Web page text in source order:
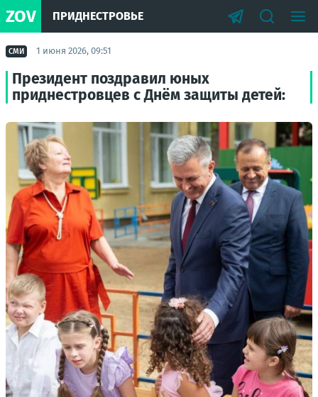
ZOV ПРИДНЕСТРОВЬЕ
СМИ 1 июня 2026, 09:51
Президент поздравил юных
приднестровцев с Днём защиты детей: